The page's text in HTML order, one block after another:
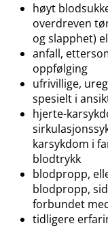
høyt
overdreven
og slapphet)
anfall,
oppfølging
ufrivillige,
spesielt i
hjerte-
karsykdom i
blodtrykk
blodpropp,
blodpropp,
forbundet
tidligere